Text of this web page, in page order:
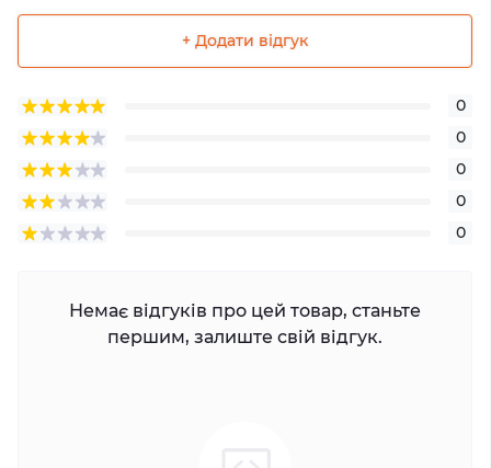
+ Додати відгук
0
0
0
0
0
Немає відгуків про цей товар, станьте
першим, залиште свій відгук.